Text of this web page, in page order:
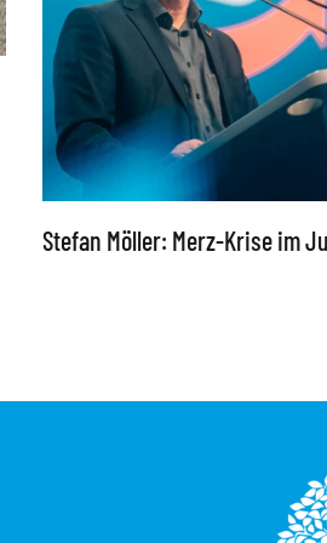
Stefan Möller: Merz-Krise im